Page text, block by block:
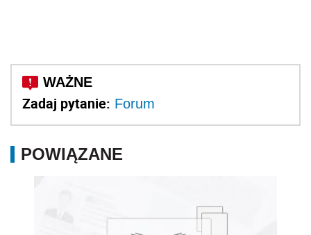
Zadaj pytanie: Forum
POWIĄZANE